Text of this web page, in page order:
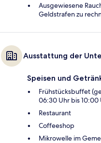
Ausgewiesene
Geldstrafen zu
Ausstattung der
Speisen und
Frühstücksbuffet
06:30 Uhr bis 10:00
Restaurant
Coffeeshop
Mikrowelle im